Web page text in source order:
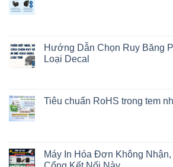
Hướng Dẫn Chọn Ruy Băng
Loại Decal
Tiêu chuẩn RoHS trong tem
Máy In Hóa Đơn Không